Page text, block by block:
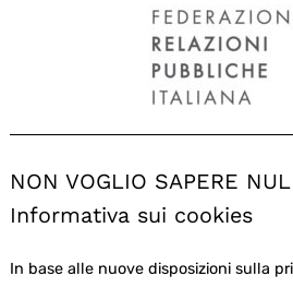
NON VOGLIO SAPERE
Informativa sui cookies
In base alle nuove disposizioni sulla